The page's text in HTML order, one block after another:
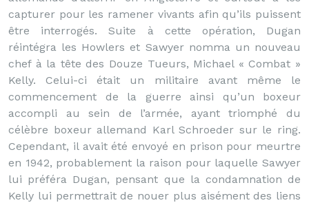
capturer pour les ramener vivants afin qu’ils puissent
être interrogés. Suite à cette opération, Dugan
réintégra les Howlers et Sawyer nomma un nouveau
chef à la tête des Douze Tueurs, Michael « Combat »
Kelly. Celui-ci était un militaire avant même le
commencement de la guerre ainsi qu’un boxeur
accompli au sein de l’armée, ayant triomphé du
célèbre boxeur allemand Karl Schroeder sur le ring.
Cependant, il avait été envoyé en prison pour meurtre
en 1942, probablement la raison pour laquelle Sawyer
lui préféra Dugan, pensant que la condamnation de
Kelly lui permettrait de nouer plus aisément des liens